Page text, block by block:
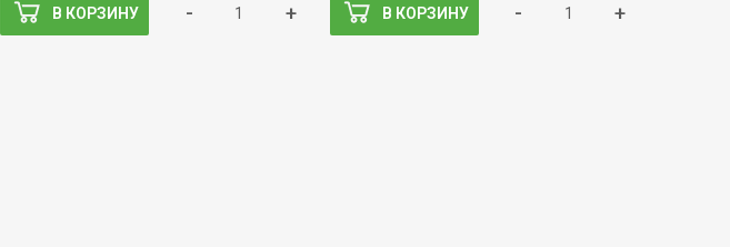
В КОРЗИНУ - + В КОРЗИНУ - +